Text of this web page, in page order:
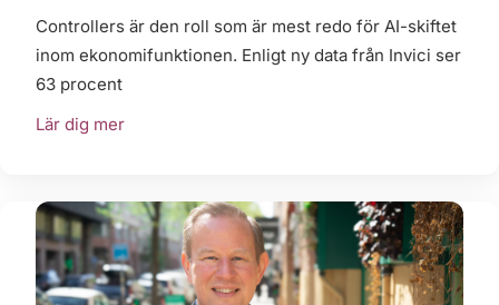
Controllers är den roll som är mest redo för AI-skiftet
inom ekonomifunktionen. Enligt ny data från Invici ser
63 procent
Lär dig mer